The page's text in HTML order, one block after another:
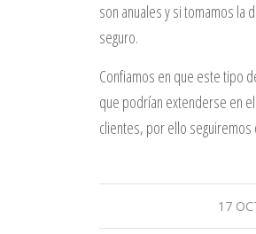
son anuales y si tomamos
seguro.
Confiamos en que este tipo
que podrían extenderse en
clientes, por ello
17